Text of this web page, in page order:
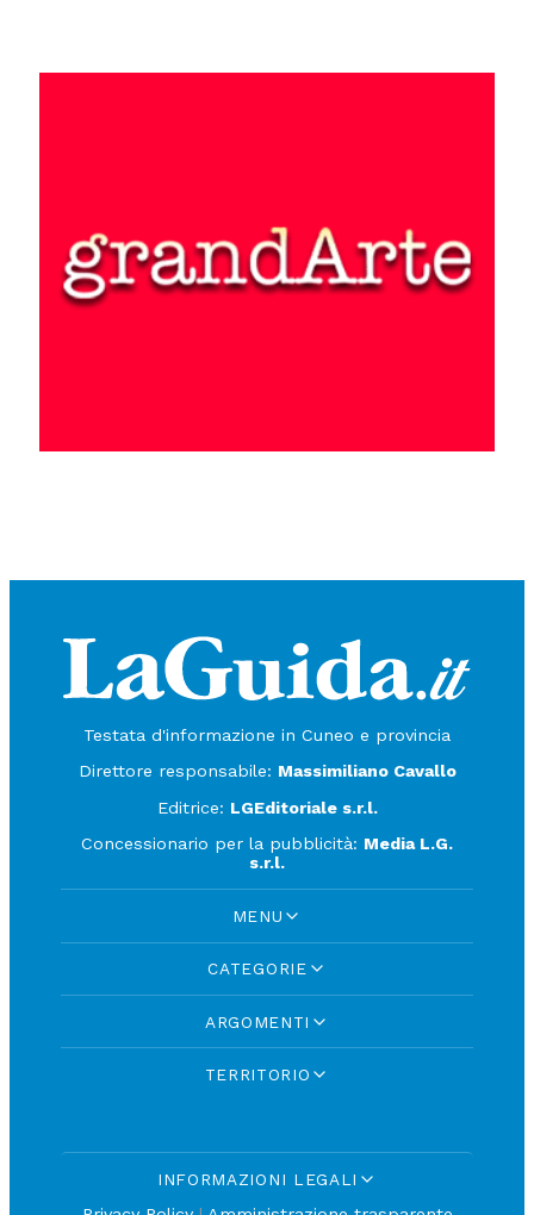
Testata d'informazione in Cuneo e provincia
Direttore responsabile: Massimiliano Cavallo
Editrice: LGEditoriale s.r.l.
Concessionario per la pubblicità: Media L.G.
s.r.l.
MENU
CATEGORIE
ARGOMENTI
TERRITORIO
INFORMAZIONI LEGALI